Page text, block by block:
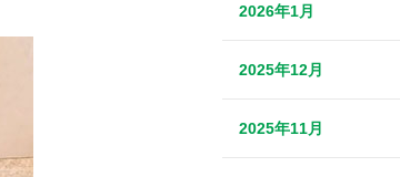
2026年1月
2025年12月
2025年11月